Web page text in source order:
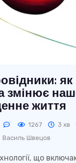
змінює
життя
1267 3 хв
Василь Швецов
що